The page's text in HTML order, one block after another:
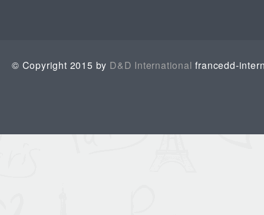
© Copyright 2015 by D&D International francedd-